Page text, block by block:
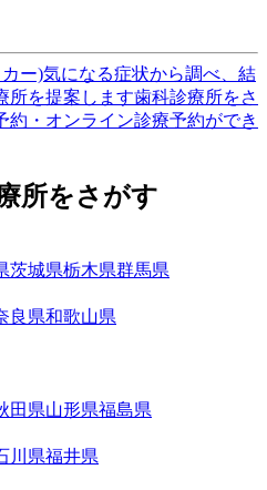
ー)気になる症状から調べ、結
所を提案します歯科診療所をさ
約・オンライン診療予約ができ
所をさがす
茨城県栃木県群馬県
良県和歌山県
田県山形県福島県
川県福井県